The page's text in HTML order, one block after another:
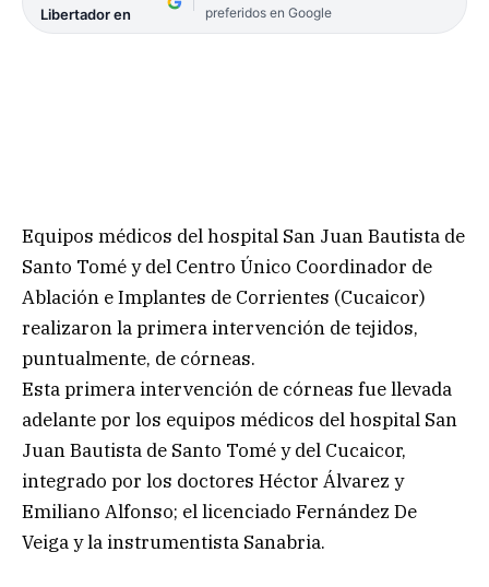
Libertador en
preferidos en Google
Equipos médicos del hospital San Juan Bautista de
Santo Tomé y del Centro Único Coordinador de
Ablación e Implantes de Corrientes (Cucaicor)
realizaron la primera intervención de tejidos,
puntualmente, de córneas.
Esta primera intervención de córneas fue llevada
adelante por los equipos médicos del hospital San
Juan Bautista de Santo Tomé y del Cucaicor,
integrado por los doctores Héctor Álvarez y
Emiliano Alfonso; el licenciado Fernández De
Veiga y la instrumentista Sanabria.